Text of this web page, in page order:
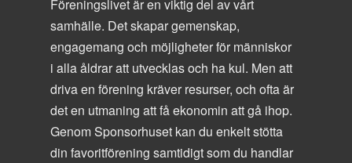
Föreningslivet är en viktig del av vårt
samhälle. Det skapar gemenskap,
engagemang och möjligheter för människor
i alla åldrar att utvecklas och ha kul. Men att
driva en förening kräver resurser, och ofta är
det en utmaning att få ekonomin att gå ihop.
Genom Sponsorhuset kan du enkelt stötta
din favoritförening samtidigt som du handlar